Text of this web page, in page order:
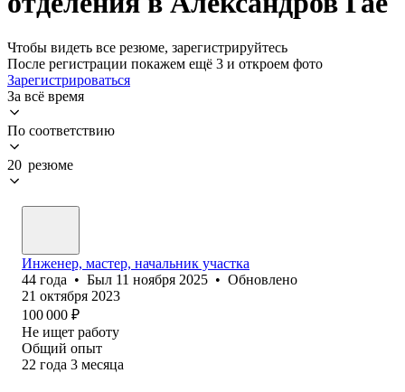
Чтобы видеть все резюме, зарегистрируйтесь
После регистрации покажем ещё 3 и откроем фото
Зарегистрироваться
За всё время
По соответствию
20 резюме
Инженер, мастер, начальник участка
44 года • Был 11 ноября 2025 • Обновлено
21 октября 2023
100 000 ₽
Не ищет работу
Общий опыт
22 года 3 месяца